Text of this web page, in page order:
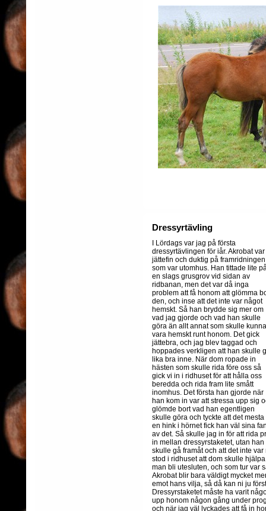
Dressyrtävling
I Lördags var jag på första
dressyrtävlingen för iår. Akrobat var
jättefin och duktig på framridningen
som var utomhus. Han tittade lite
en slags grusgrov vid sidan av
ridbanan, men det var då inga
problem att få honom att glömma
den, och inse att det inte var något
hemskt. Så han brydde sig mer om
vad jag gjorde och vad han skulle
göra än allt annat som skulle kunna
vara hemskt runt honom. Det gick
jättebra, och jag blev taggad och
hoppades verkligen att han skulle
lika bra inne. När dom ropade in
hästen som skulle rida före oss så
gick vi in i ridhuset för att hålla oss
beredda och rida fram lite smått
inomhus. Det första han gjorde när
han kom in var att stressa upp sig
glömde bort vad han egentligen
skulle göra och tyckte att det
en hink i hörnet fick han väl sina
av det. Så skulle jag in för att rida
in mellan dressyrstaketet, utan
skulle gå framåt och att det inte
stod i ridhuset att dom skulle
man bli utesluten, och som tur var
Akrobat blir bara väldigt mycket
emot hans vilja, så då kan ni ju
Dressyrstaketet måste ha varit
upp honom någon gång under
och när jag väl lyckades att få in